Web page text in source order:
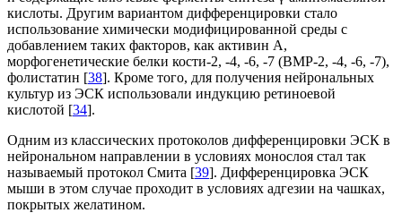
кислоты. Другим вариантом дифференцировки стало
использование химически модифицированной среды с
добавлением таких факторов, как активин А,
морфогенетические белки кости-2, -4, -6, -7 (BMP-2, -4, -6, -7),
фолистатин [38]. Кроме того, для получения нейрональных
культур из ЭСК использовали индукцию ретиноевой
кислотой [34].
Одним из классических протоколов дифференцировки ЭСК в
нейрональном направлении в условиях монослоя стал так
называемый протокол Смита [39]. Дифференцировка ЭСК
мыши в этом случае проходит в условиях адгезии на чашках,
покрытых желатином.